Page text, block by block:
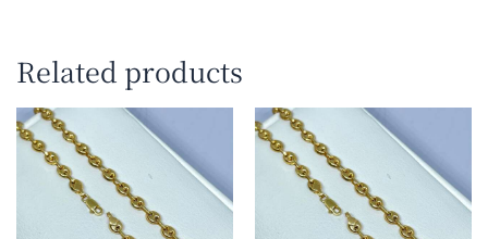
Related products